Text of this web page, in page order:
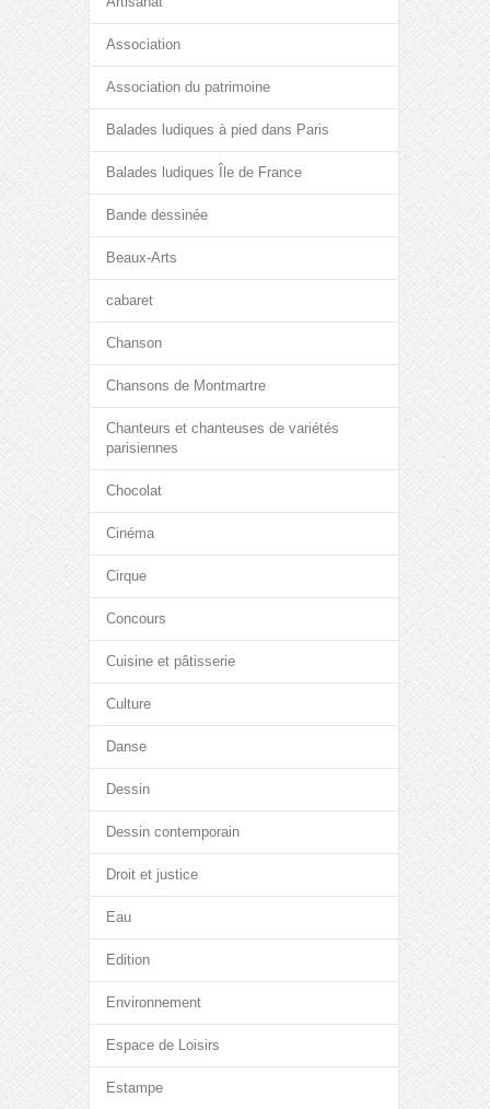
Association
Association du patrimoine
Balades ludiques à pied dans Paris
Balades ludiques Île de France
Bande dessinée
Beaux-Arts
cabaret
Chanson
Chansons de Montmartre
Chanteurs et chanteuses de variétés
parisiennes
Chocolat
Cinéma
Cirque
Concours
Cuisine et pâtisserie
Culture
Danse
Dessin
Dessin contemporain
Droit et justice
Eau
Edition
Environnement
Espace de Loisirs
Estampe